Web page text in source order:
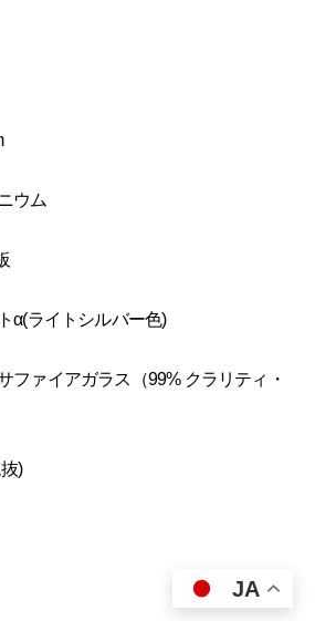
ウム
α(ライトシルバー色)
ファイアガラス（99% クラリティ・
)
JA